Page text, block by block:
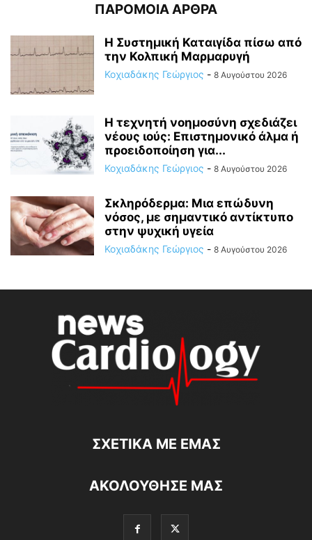
ΠΑΡΟΜΟΙΑ ΑΡΘΡΑ
Η Συστημική Καταιγίδα πίσω από
την Κολπική Μαρμαρυγή
Κοχιαδάκης Γεώργιος - 8 Αυγούστου 2026
Η τεχνητή νοημοσύνη σχεδιάζει
νέους ιούς: Επιστημονικό άλμα ή
προειδοποίηση για...
Κοχιαδάκης Γεώργιος - 8 Αυγούστου 2026
Σκληρόδερμα: Μια επώδυνη
νόσος, με σημαντικό αντίκτυπο
στην ψυχική υγεία
Κοχιαδάκης Γεώργιος - 8 Αυγούστου 2026
ΣΧΕΤΙΚΆ ΜΕ ΕΜΆΣ
ΑΚΟΛΟΥΘΗΣΕ ΜΑΣ